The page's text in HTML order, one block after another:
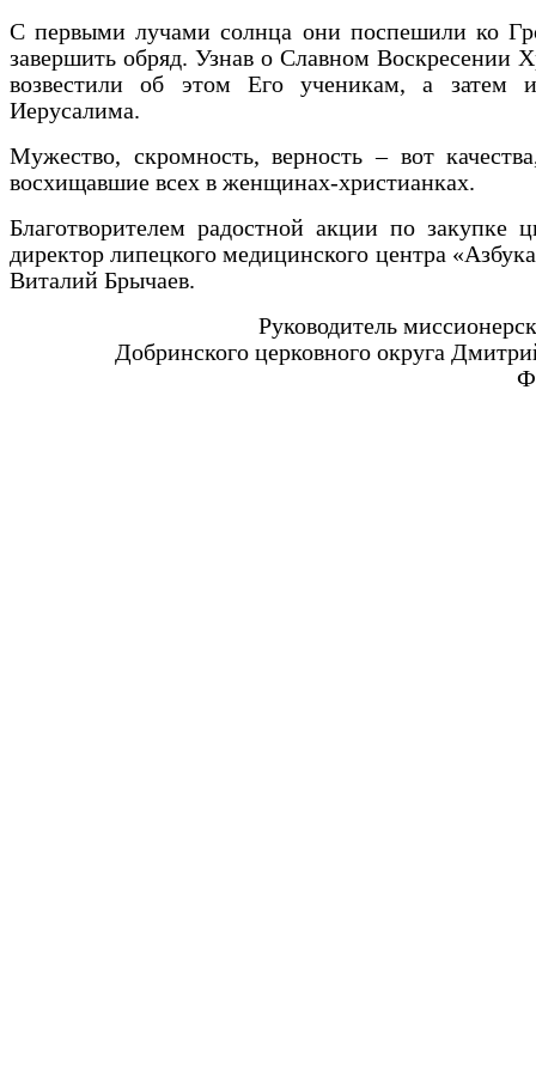
С первыми лучами солнца они поспешили ко
завершить обряд. Узнав о Славном Воскресении
возвестили об этом Его ученикам, а затем
Иерусалима.
Мужество, скромность, верность – вот
восхищавшие всех в женщинах-христианках.
Благотворителем радостной акции по закупке
директор липецкого медицинского центра
Виталий Брычаев.
Руководитель
Добринского церковного округа